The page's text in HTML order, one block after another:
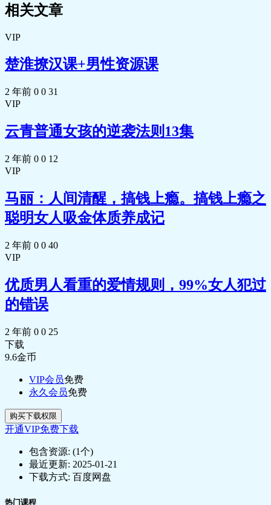
相关文章
VIP
楚淮撩汉课+男性资源课
2 年前 0 0 31
VIP
云青普通女孩的逆袭法则13集
2 年前 0 0 12
VIP
马丽：人间清醒，搞钱上瘾。搞钱上瘾之
聪明女人吸金体质养成记
2 年前 0 0 40
VIP
优质男人看重的爱情规则，99%女人犯过
的错误
2 年前 0 0 25
下载
9.6金币
VIP会员免费
永久会员免费
购买下载权限
开通VIP免费下载
包含资源: (1个)
最近更新: 2025-01-21
下载方式: 百度网盘
热门课程